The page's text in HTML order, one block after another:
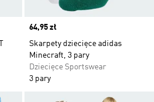
Price
64,95 zł
Skarpety dziecięce adidas
Minecraft, 3 pary
Dziecięce Sportswear
3 pary